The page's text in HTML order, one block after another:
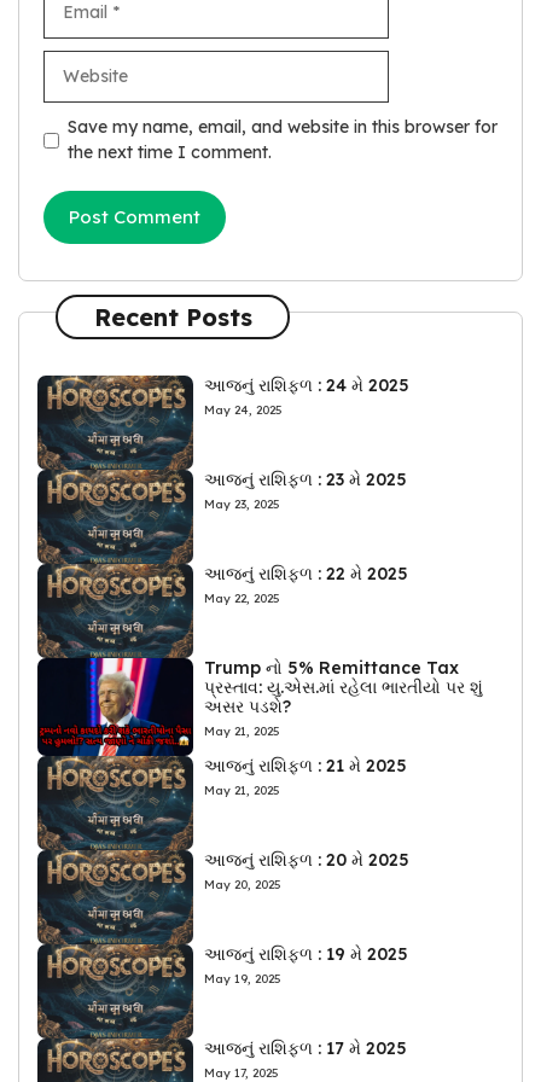
Save my name, email, and website in this browser for
the next time I comment.
Recent Posts
આજનું રાશિફળ : 24 મે 2025
May 24, 2025
આજનું રાશિફળ : 23 મે 2025
May 23, 2025
આજનું રાશિફળ : 22 મે 2025
May 22, 2025
Trump નો 5% Remittance Tax
પ્રસ્તાવ: યુ.એસ.માં રહેલા ભારતીયો પર શું
અસર પડશે?
May 21, 2025
આજનું રાશિફળ : 21 મે 2025
May 21, 2025
આજનું રાશિફળ : 20 મે 2025
May 20, 2025
આજનું રાશિફળ : 19 મે 2025
May 19, 2025
આજનું રાશિફળ : 17 મે 2025
May 17, 2025